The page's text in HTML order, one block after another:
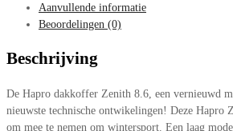
Aanvullende informatie
Beoordelingen (0)
Beschrijving
De Hapro dakkoffer Zenith 8.6, een vernieuwd
nieuwste technische ontwikelingen! Deze Hapro
om mee te nemen om wintersport. Een laag